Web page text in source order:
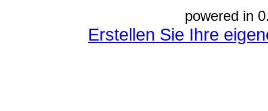
powered in
Erstellen Sie Ihre